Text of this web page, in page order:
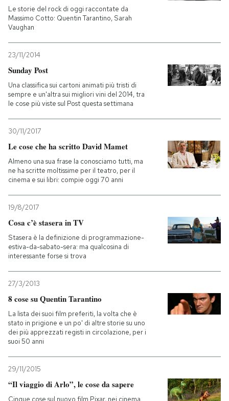
Le storie del rock di oggi raccontate da
Massimo Cotto: Quentin Tarantino, Sarah
Vaughan
23/11/2014
Sunday Post
Una classifica sui cartoni animati più tristi di
sempre e un'altra sui migliori vini del 2014, tra
le cose più viste sul Post questa settimana
30/11/2017
Le cose che ha scritto David Mamet
Almeno una sua frase la conosciamo tutti, ma
ne ha scritte moltissime per il teatro, per il
cinema e sui libri: compie oggi 70 anni
19/8/2017
Cosa c’è stasera in TV
Stasera è la definizione di programmazione-
estiva-da-sabato-sera: ma qualcosina di
interessante forse si trova
27/3/2013
8 cose su Quentin Tarantino
La lista dei suoi film preferiti, la volta che è
stato in prigione e un po' di altre storie su uno
dei più apprezzati registi in circolazione, per i
suoi 50 anni
29/11/2015
“Il viaggio di Arlo”, le cose da sapere
Cinque cose sul nuovo film Pixar, nei cinema